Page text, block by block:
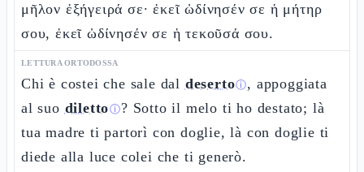
μῆλον ἐξήγειρά σε· ἐκεῖ ὠδίνησέν σε ἡ μήτηρ
σου, ἐκεῖ ὠδίνησέν σε ἡ τεκοῦσά σου.
LETTURA ORTODOSSA
Chi è costei che sale dal desertoⓘ, appoggiata
al suo dilettoⓘ? Sotto il melo ti ho destato; là
tua madre ti partorì con doglie, là con doglie ti
diede alla luce colei che ti generò.